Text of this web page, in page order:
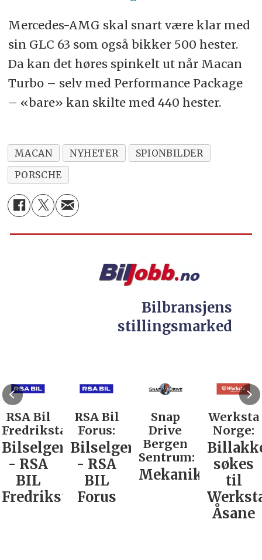
Mercedes-AMG skal snart være klar med
sin GLC 63 som også bikker 500 hester.
Da kan det høres spinkelt ut når Macan
Turbo – selv med Performance Package
– «bare» kan skilte med 440 hester.
MACAN NYHETER
SPIONBILDER
PORSCHE
Bilbransjens
stillingsmarked
RSA Bil
Fredrikstad:
Bilselger
- RSA
BIL
Fredrikstad
RSA Bil
Forus:
Bilselger
- RSA
BIL
Forus
Snap
Drive
Bergen
Sentrum:
Mekaniker
Werksta
Norge:
søkes
til
Åsane